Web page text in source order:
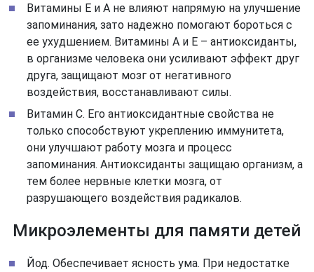
Витамины Е и А не влияют напрямую на улучшение
запоминания, зато надежно помогают бороться с
ее ухудшением. Витамины А и Е – антиоксиданты,
в организме человека они усиливают эффект друг
друга, защищают мозг от негативного
воздействия, восстанавливают силы.
Витамин С. Его антиоксидантные свойства не
только способствуют укреплению иммунитета,
они улучшают работу мозга и процесс
запоминания. Антиоксиданты защищаю организм, а
тем более нервные клетки мозга, от
разрушающего воздействия радикалов.
Микроэлементы для памяти детей
Йод. Обеспечивает ясность ума. При недостатке